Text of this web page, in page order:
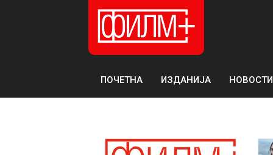
ПОЧЕТНА ИЗДАНИЈА НОВОСТИ